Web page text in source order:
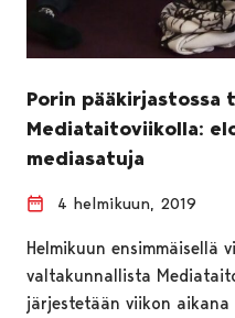
Porin pääkirjastossa
Mediataitoviikolla:
mediasatuja
4 helmikuun, 2019
Helmikuun ensimmäisellä
valtakunnallista
järjestetään viikon